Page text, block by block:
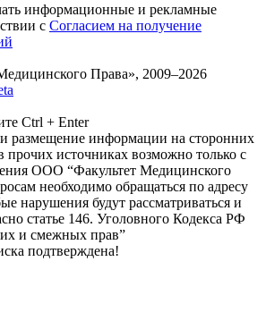
информационные и рекламные
с Согласием на получение
Права», 2009–2026
Ctrl + Enter
размещение информации на сторонних
прочих источниках возможно только с
ООО “Факультет Медицинского
необходимо обращаться по адресу
нарушения будут рассматриваться и
статье 146. Уголовного Кодекса РФ
и смежных прав”
подтверждена!